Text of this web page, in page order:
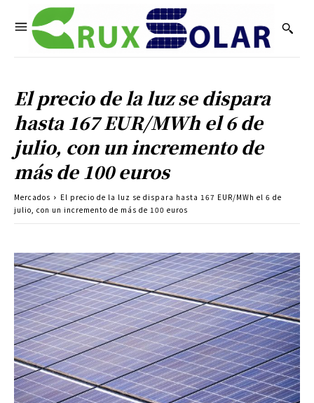
El precio de la luz se dispara
hasta 167 EUR/MWh el 6 de
julio, con un incremento de
más de 100 euros
Mercados
El precio de la luz se dispara hasta 167 EUR/MWh el 6 de
julio, con un incremento de más de 100 euros